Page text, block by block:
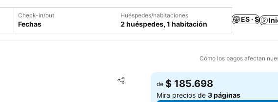
Check-in/out
Fechas
Huéspedes/habitaciones
2 huéspedes, 1 habitación
ES · $
Cómo los pagos afectan
Compartir
Agregar a favoritos
de $ 185.698
Mira precios de3 páginas